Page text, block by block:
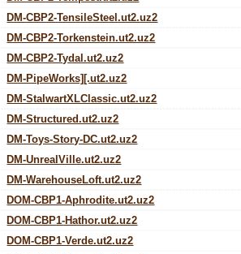
DM-CBP2-TensileSteel.ut2.uz2
DM-CBP2-Torkenstein.ut2.uz2
DM-CBP2-Tydal.ut2.uz2
DM-PipeWorks][.ut2.uz2
DM-StalwartXLClassic.ut2.uz2
DM-Structured.ut2.uz2
DM-Toys-Story-DC.ut2.uz2
DM-UnrealVille.ut2.uz2
DM-WarehouseLoft.ut2.uz2
DOM-CBP1-Aphrodite.ut2.uz2
DOM-CBP1-Hathor.ut2.uz2
DOM-CBP1-Verde.ut2.uz2